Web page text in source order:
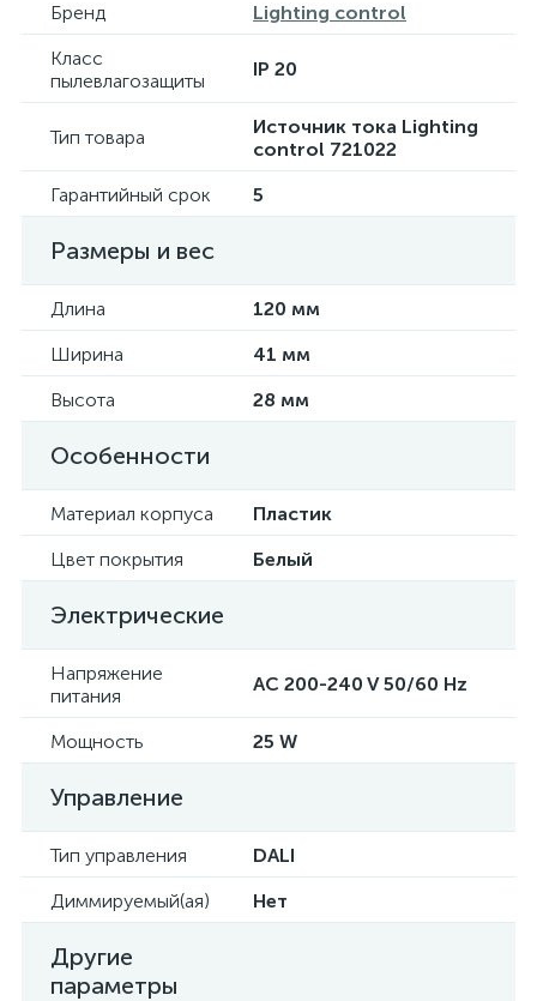
Бренд
Lighting control
Класс
пылевлагозащиты
IP 20
Тип товара
Источник тока Lighting
control 721022
Гарантийный срок
5
Размеры и вес
Длина
120 мм
Ширина
41 мм
Высота
28 мм
Особенности
Материал корпуса
Пластик
Цвет покрытия
Белый
Электрические
Напряжение
питания
AC 200-240 V 50/60 Hz
Мощность 25 W
Управление
Тип управления
DALI
Диммируемый(ая)
Нет
Другие
параметры